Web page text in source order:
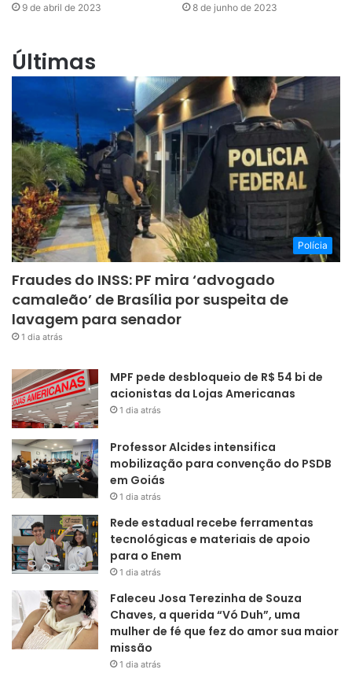
9 de abril de 2023 8 de junho de 2023
Últimas
Polícia
Fraudes do INSS: PF mira ‘advogado
camaleão’ de Brasília por suspeita de
lavagem para senador
1 dia atrás
MPF pede desbloqueio de R$ 54 bi de
acionistas da Lojas Americanas
1 dia atrás
Professor Alcides intensifica
mobilização para convenção do PSDB
em Goiás
1 dia atrás
Rede estadual recebe ferramentas
tecnológicas e materiais de apoio
para o Enem
1 dia atrás
Faleceu Josa Terezinha de Souza
Chaves, a querida “Vó Duh”, uma
mulher de fé que fez do amor sua maior
missão
1 dia atrás